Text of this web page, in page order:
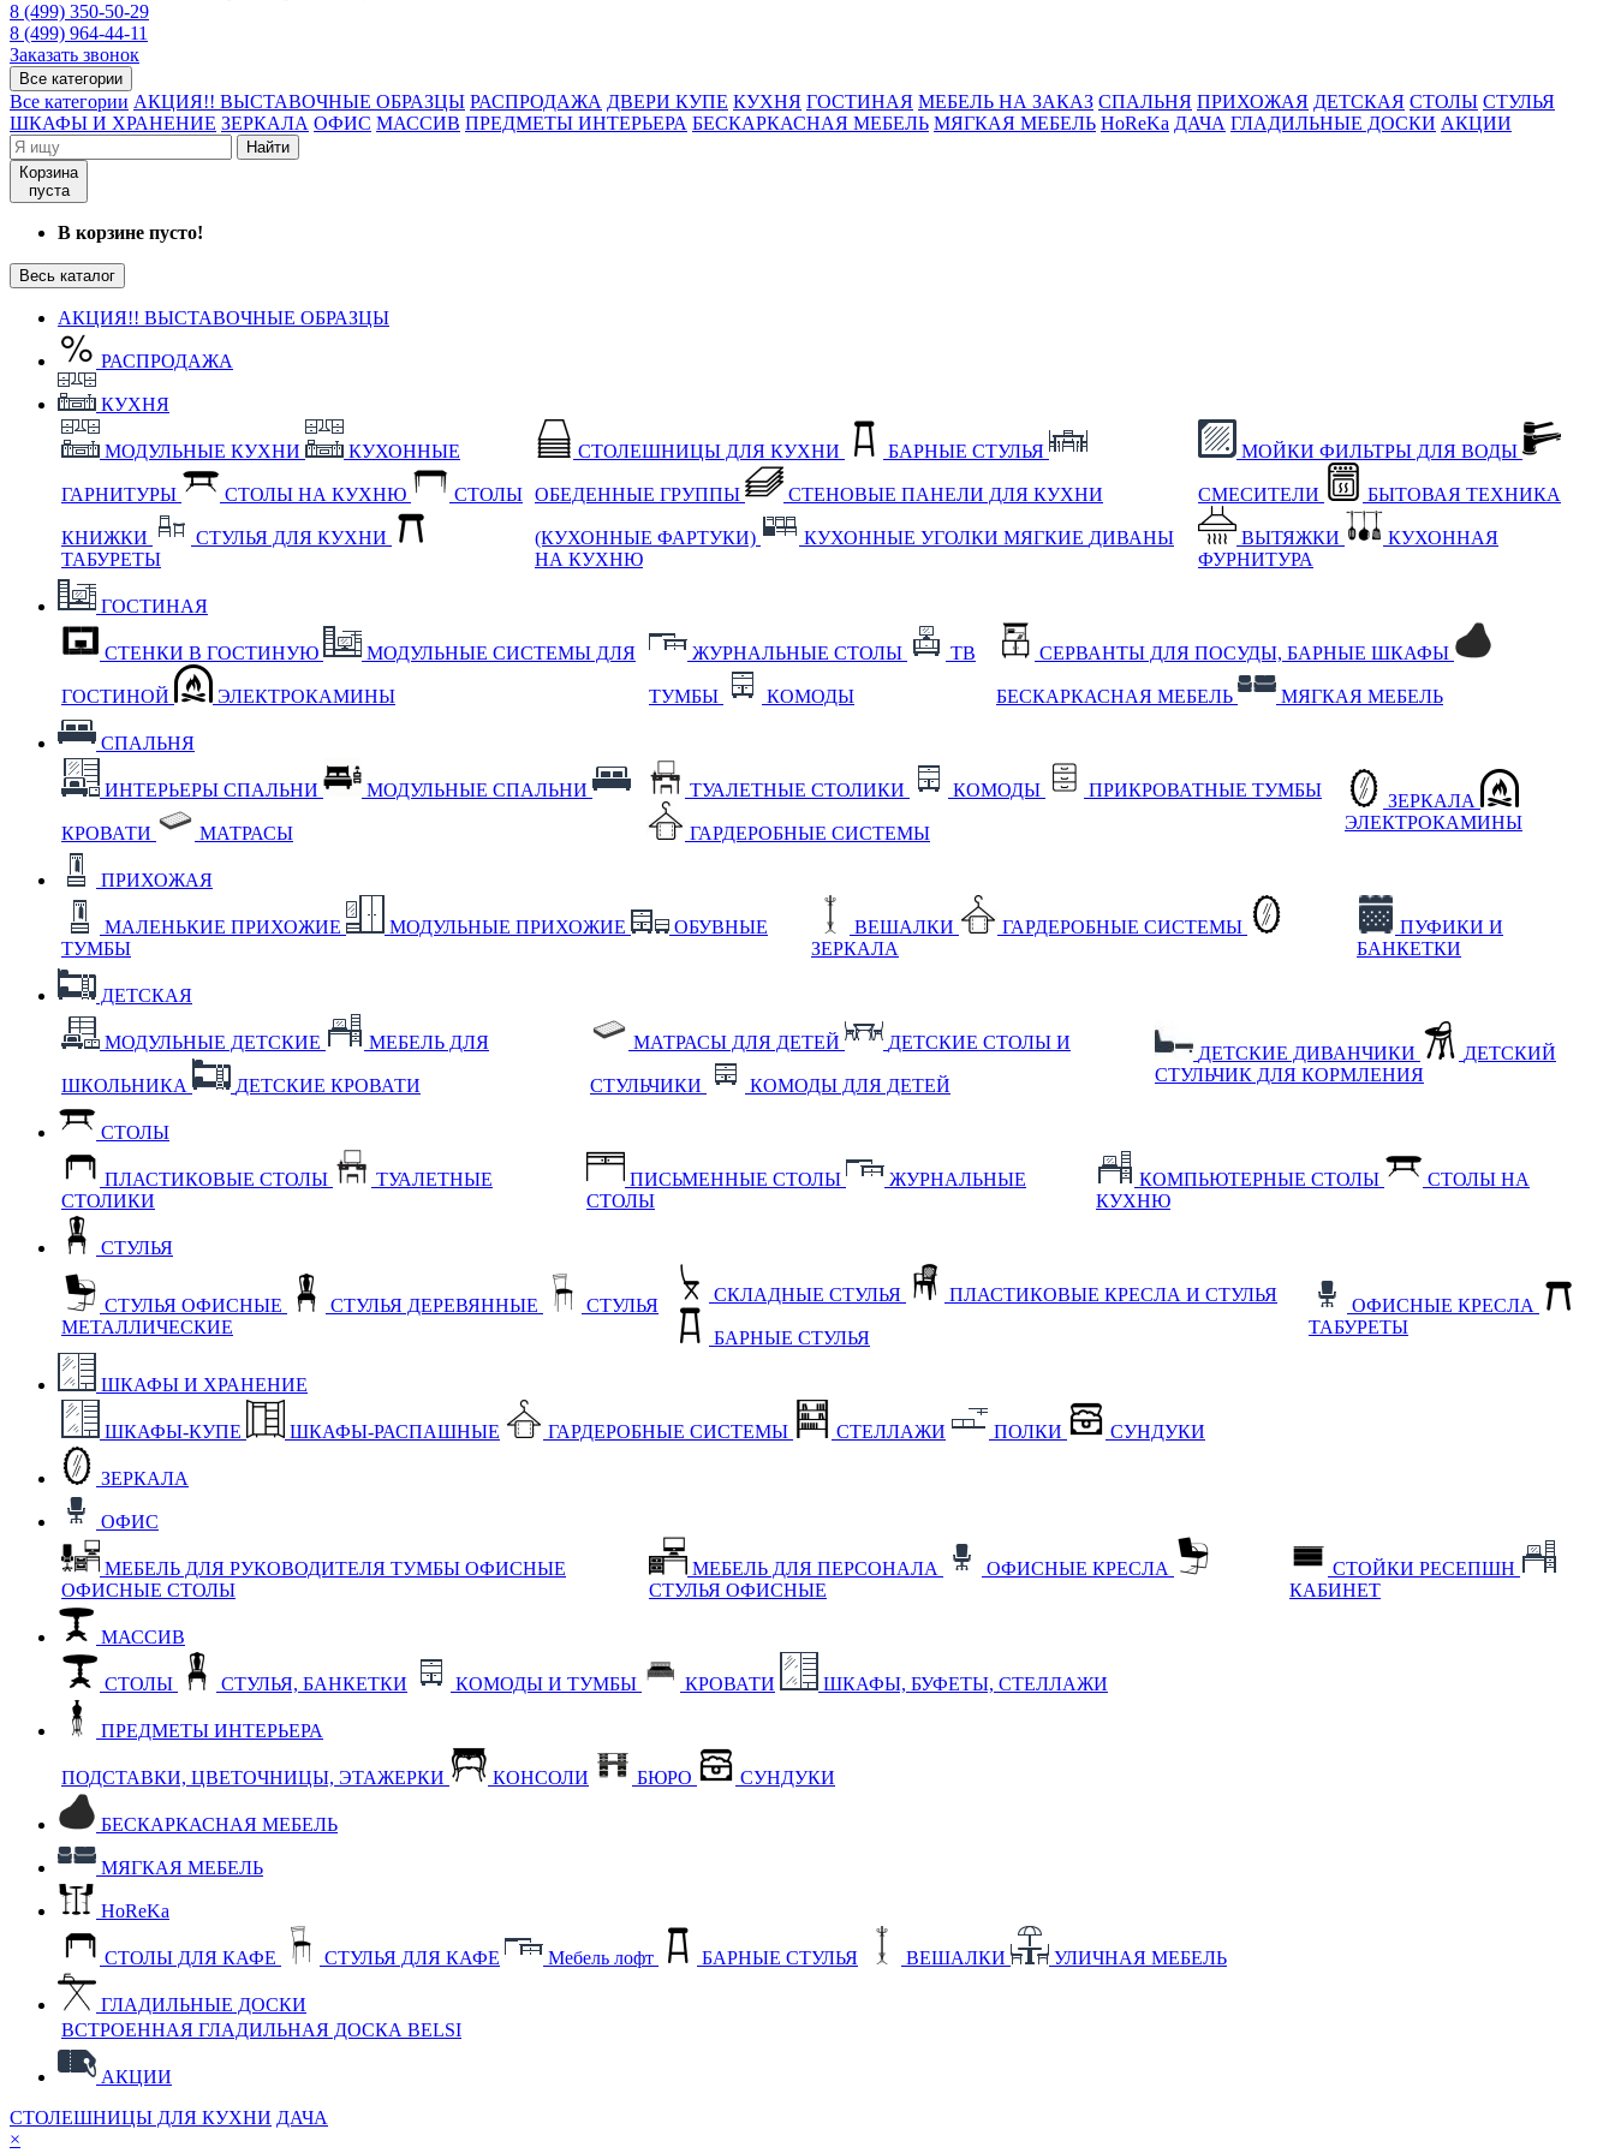
8 (499) 350-50-29
8 (499) 964-44-11
Заказать звонок
Все категории
Все категории АКЦИЯ!! ВЫСТАВОЧНЫЕ ОБРАЗЦЫ РАСПРОДАЖА ДВЕРИ КУПЕ КУХНЯ ГОСТИНАЯ МЕБЕЛЬ НА ЗАКАЗ СПАЛЬНЯ ПРИХОЖАЯ ДЕТСКАЯ СТОЛЫ СТУЛЬЯ
ШКАФЫ И ХРАНЕНИЕ ЗЕРКАЛА ОФИС МАССИВ ПРЕДМЕТЫ ИНТЕРЬЕРА БЕСКАРКАСНАЯ МЕБЕЛЬ МЯГКАЯ МЕБЕЛЬ HoReKa ДАЧА ГЛАДИЛЬНЫЕ ДОСКИ АКЦИИ
Найти
Корзина
пуста
В корзине пусто!
Весь каталог
АКЦИЯ!! ВЫСТАВОЧНЫЕ ОБРАЗЦЫ
РАСПРОДАЖА
КУХНЯ
МОДУЛЬНЫЕ КУХНИ КУХОННЫЕ
ГАРНИТУРЫ СТОЛЫ НА КУХНЮ СТОЛЫ
КНИЖКИ
СТУЛЬЯ ДЛЯ КУХНИ
ТАБУРЕТЫ
СТОЛЕШНИЦЫ ДЛЯ КУХНИ БАРНЫЕ СТУЛЬЯ
ОБЕДЕННЫЕ ГРУППЫ СТЕНОВЫЕ ПАНЕЛИ ДЛЯ КУХНИ
(КУХОННЫЕ ФАРТУКИ) КУХОННЫЕ УГОЛКИ МЯГКИЕ ДИВАНЫ
НА КУХНЮ
МОЙКИ ФИЛЬТРЫ ДЛЯ ВОДЫ
СМЕСИТЕЛИ БЫТОВАЯ ТЕХНИКА
ВЫТЯЖКИ
КУХОННАЯ
ФУРНИТУРА
ГОСТИНАЯ
СТЕНКИ В ГОСТИНУЮ МОДУЛЬНЫЕ СИСТЕМЫ ДЛЯ
ГОСТИНОЙ ЭЛЕКТРОКАМИНЫ
ЖУРНАЛЬНЫЕ СТОЛЫ ТВ
ТУМБЫ КОМОДЫ
СЕРВАНТЫ ДЛЯ ПОСУДЫ, БАРНЫЕ ШКАФЫ
БЕСКАРКАСНАЯ МЕБЕЛЬ МЯГКАЯ МЕБЕЛЬ
СПАЛЬНЯ
ИНТЕРЬЕРЫ СПАЛЬНИ МОДУЛЬНЫЕ СПАЛЬНИ
КРОВАТИ МАТРАСЫ
ТУАЛЕТНЫЕ СТОЛИКИ КОМОДЫ ПРИКРОВАТНЫЕ ТУМБЫ
ГАРДЕРОБНЫЕ СИСТЕМЫ
ЗЕРКАЛА
ЭЛЕКТРОКАМИНЫ
ПРИХОЖАЯ
МАЛЕНЬКИЕ ПРИХОЖИЕ МОДУЛЬНЫЕ ПРИХОЖИЕ
ОБУВНЫЕ
ТУМБЫ
ВЕШАЛКИ
ГАРДЕРОБНЫЕ СИСТЕМЫ
ЗЕРКАЛА
ПУФИКИ И
БАНКЕТКИ
ДЕТСКАЯ
МОДУЛЬНЫЕ ДЕТСКИЕ МЕБЕЛЬ ДЛЯ
ШКОЛЬНИКА ДЕТСКИЕ КРОВАТИ
МАТРАСЫ ДЛЯ ДЕТЕЙ ДЕТСКИЕ СТОЛЫ И
СТУЛЬЧИКИ КОМОДЫ ДЛЯ ДЕТЕЙ
ДЕТСКИЕ ДИВАНЧИКИ
ДЕТСКИЙ
СТУЛЬЧИК ДЛЯ КОРМЛЕНИЯ
СТОЛЫ
ПЛАСТИКОВЫЕ СТОЛЫ
ТУАЛЕТНЫЕ
СТОЛИКИ
ПИСЬМЕННЫЕ СТОЛЫ
ЖУРНАЛЬНЫЕ
СТОЛЫ
КОМПЬЮТЕРНЫЕ СТОЛЫ
СТОЛЫ НА
КУХНЮ
СТУЛЬЯ
СТУЛЬЯ ОФИСНЫЕ СТУЛЬЯ ДЕРЕВЯННЫЕ
СТУЛЬЯ
МЕТАЛЛИЧЕСКИЕ
СКЛАДНЫЕ СТУЛЬЯ ПЛАСТИКОВЫЕ КРЕСЛА И СТУЛЬЯ
БАРНЫЕ СТУЛЬЯ
ОФИСНЫЕ КРЕСЛА
ТАБУРЕТЫ
ШКАФЫ И ХРАНЕНИЕ
ШКАФЫ-КУПЕ ШКАФЫ-РАСПАШНЫЕ ГАРДЕРОБНЫЕ СИСТЕМЫ СТЕЛЛАЖИ ПОЛКИ СУНДУКИ
ЗЕРКАЛА
ОФИС
МЕБЕЛЬ ДЛЯ РУКОВОДИТЕЛЯ ТУМБЫ ОФИСНЫЕ
ОФИСНЫЕ СТОЛЫ
МЕБЕЛЬ ДЛЯ ПЕРСОНАЛА
ОФИСНЫЕ КРЕСЛА
СТУЛЬЯ ОФИСНЫЕ
СТОЙКИ РЕСЕПШН
КАБИНЕТ
МАССИВ
СТОЛЫ СТУЛЬЯ, БАНКЕТКИ КОМОДЫ И ТУМБЫ КРОВАТИ ШКАФЫ, БУФЕТЫ, СТЕЛЛАЖИ
ПРЕДМЕТЫ ИНТЕРЬЕРА
ПОДСТАВКИ, ЦВЕТОЧНИЦЫ, ЭТАЖЕРКИ КОНСОЛИ БЮРО СУНДУКИ
БЕСКАРКАСНАЯ МЕБЕЛЬ
МЯГКАЯ МЕБЕЛЬ
HoReKa
СТОЛЫ ДЛЯ КАФЕ СТУЛЬЯ ДЛЯ КАФЕ Мебель лофт БАРНЫЕ СТУЛЬЯ ВЕШАЛКИ УЛИЧНАЯ МЕБЕЛЬ
ГЛАДИЛЬНЫЕ ДОСКИ
ВСТРОЕННАЯ ГЛАДИЛЬНАЯ ДОСКА BELSI
АКЦИИ
СТОЛЕШНИЦЫ ДЛЯ КУХНИ ДАЧА
×